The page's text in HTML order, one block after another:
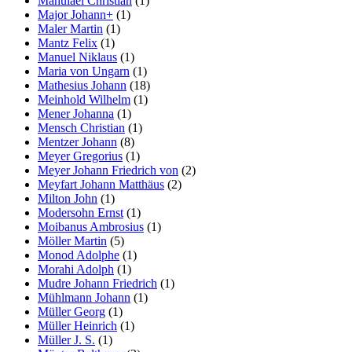
Major Johann+ (1)
Maler Martin (1)
Mantz Felix (1)
Manuel Niklaus (1)
Maria von Ungarn (1)
Mathesius Johann (18)
Meinhold Wilhelm (1)
Mener Johanna (1)
Mensch Christian (1)
Mentzer Johann (8)
Meyer Gregorius (1)
Meyer Johann Friedrich von (2)
Meyfart Johann Matthäus (2)
Milton John (1)
Modersohn Ernst (1)
Moibanus Ambrosius (1)
Möller Martin (5)
Monod Adolphe (1)
Morahi Adolph (1)
Mudre Johann Friedrich (1)
Mühlmann Johann (1)
Müller Georg (1)
Müller Heinrich (1)
Müller J. S. (1)